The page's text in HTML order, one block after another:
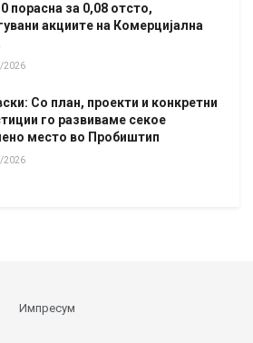
порасна за 0,08 отсто,
акциите на Комерцијална
2026
Со план, проекти и конкретни
го развиваме секое
место во Пробиштип
2026
Импресум